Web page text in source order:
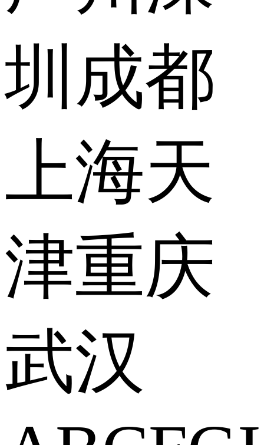
圳 成都
上海天
津重庆
武汉